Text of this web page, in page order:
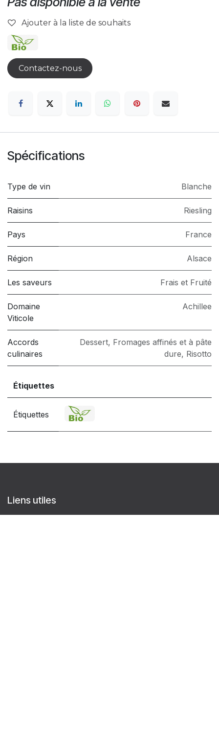
Ajouter à la liste de souhaits
Contactez-nous
Spécifications
Type de vin Blanche
Raisins Riesling
Pays France
Région Alsace
Les saveurs Frais et Fruité
Domaine
Viticole
Achillee
Accords
culinaires
Dessert, Fromages affinés et à pâte
dure, Risotto
Étiquettes
Étiquettes
Liens utiles